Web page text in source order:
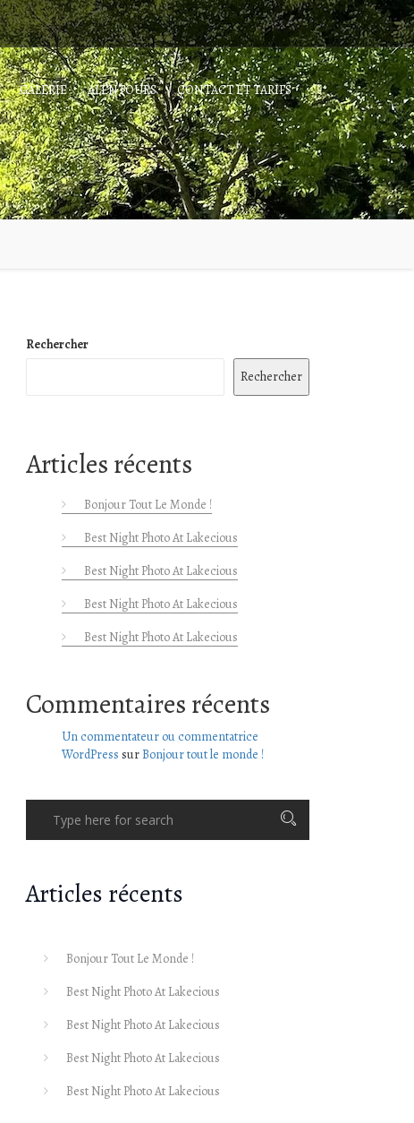
GALERIE ALENTOURS CONTACT ET TARIFS
Rechercher
Rechercher
Articles récents
Bonjour Tout Le Monde !
Best Night Photo At Lakecious
Best Night Photo At Lakecious
Best Night Photo At Lakecious
Best Night Photo At Lakecious
Commentaires récents
Un commentateur ou commentatrice
WordPress surBonjour tout le monde !
Articles récents
Bonjour Tout Le Monde !
Best Night Photo At Lakecious
Best Night Photo At Lakecious
Best Night Photo At Lakecious
Best Night Photo At Lakecious